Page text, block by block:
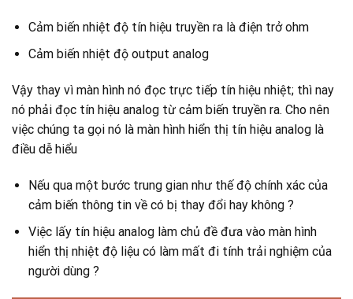
Cảm biến nhiệt độ tín hiệu truyền ra là điện trở ohm
Cảm biến nhiệt độ output analog
Vậy thay vì màn hình nó đọc trực tiếp tín hiệu nhiệt; thì nay
nó phải đọc tín hiệu analog từ cảm biến truyền ra. Cho nên
việc chúng ta gọi nó là màn hình hiển thị tín hiệu analog là
điều dễ hiểu
Nếu qua một bước trung gian như thế độ chính xác của
cảm biến thông tin về có bị thay đổi hay không ?
Việc lấy tín hiệu analog làm chủ đề đưa vào màn hình
hiển thị nhiệt độ liệu có làm mất đi tính trải nghiệm của
người dùng ?